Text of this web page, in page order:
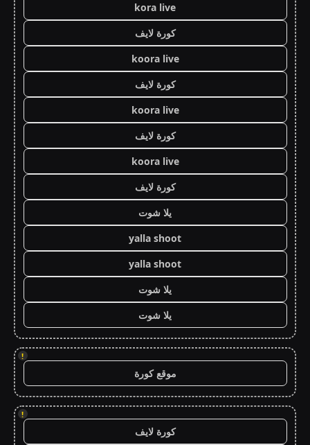
kora live
كورة لايف
koora live
كورة لايف
koora live
كورة لايف
koora live
كورة لايف
يلا شوت
yalla shoot
yalla shoot
يلا شوت
يلا شوت
!
موقع كورة
!
كورة لايف